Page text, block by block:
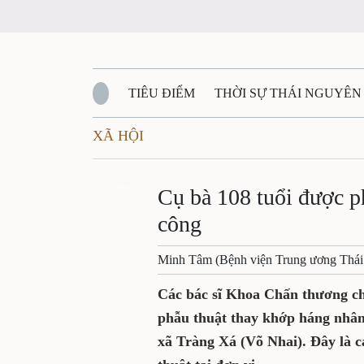
TIÊU ĐIỂM THỜI SỰ THÁI NGUYÊN
QUỐC PHÒNG - AN NINH
QUÊ HƯƠNG - ĐẤT NƯỚC QUỐC TẾ
VĂN BẢN, CHÍNH SÁCH MỚI
XÃ HỘI
Cụ bà 108 tuổi
tạo thành công
Minh Tâm (Bệnh viện Trung
Các bác sĩ Khoa Chấn
Thái Nguyên vừa phẫu
cho cụ bà Lê Thị Th., 108